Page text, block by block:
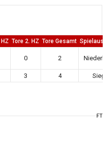
Tore 2. HZ Tore Gesamt
0 2
3 4 Sieg
FT